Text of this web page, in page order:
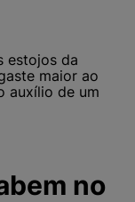
estojos da
maior ao
auxílio de um
no